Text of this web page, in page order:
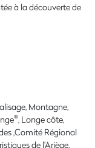
à la découverte de
Montagne,
®, Longe côte,
,Comité Régional
de l’Ariège,